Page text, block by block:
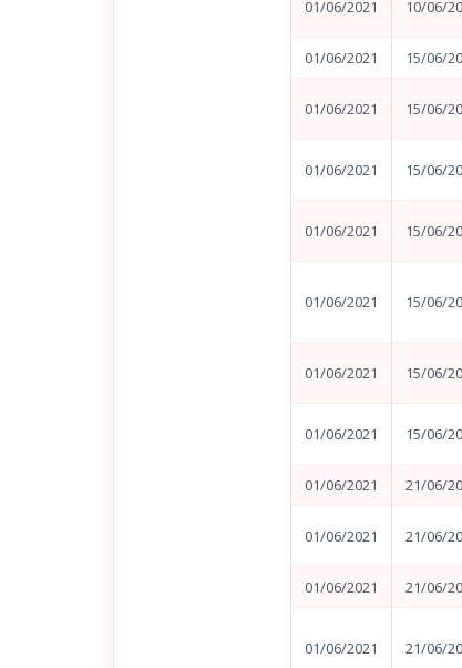
01/06/2021 10/06/
01/06/2021 15/06/
01/06/2021 15/06/
01/06/2021 15/06/
01/06/2021 15/06/
01/06/2021 15/06/
01/06/2021 15/06/
01/06/2021 15/06/
01/06/2021 21/06/
01/06/2021 21/06/
01/06/2021 21/06/
01/06/2021 21/06/